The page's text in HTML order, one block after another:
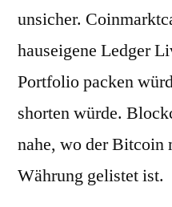
unsicher.
hauseigene Ledger
Portfolio packen
shorten würde.
nahe, wo der Bitcoin
Währung gelistet ist.